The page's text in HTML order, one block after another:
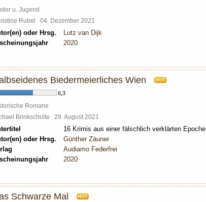
u. Jugend
Rubel 04. Dezember 2021
oder Hrsg.
Lutz van Dijk
2020
Biedermeierliches Wien HOT
6,3
Romane
Brinkschulte 29. August 2021
16 Krimis aus einer fälschlich verklärten Epoche
oder Hrsg.
Günther Zäuner
Audiamo Federfrei
2020
Schwarze Mal HOT